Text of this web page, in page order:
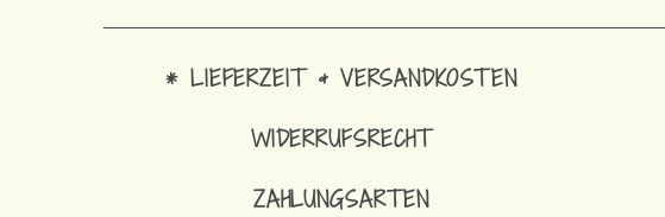
* LIEFERZEIT & VERSANDKOSTEN
WIDERRUFSRECHT
ZAHLUNGSARTEN